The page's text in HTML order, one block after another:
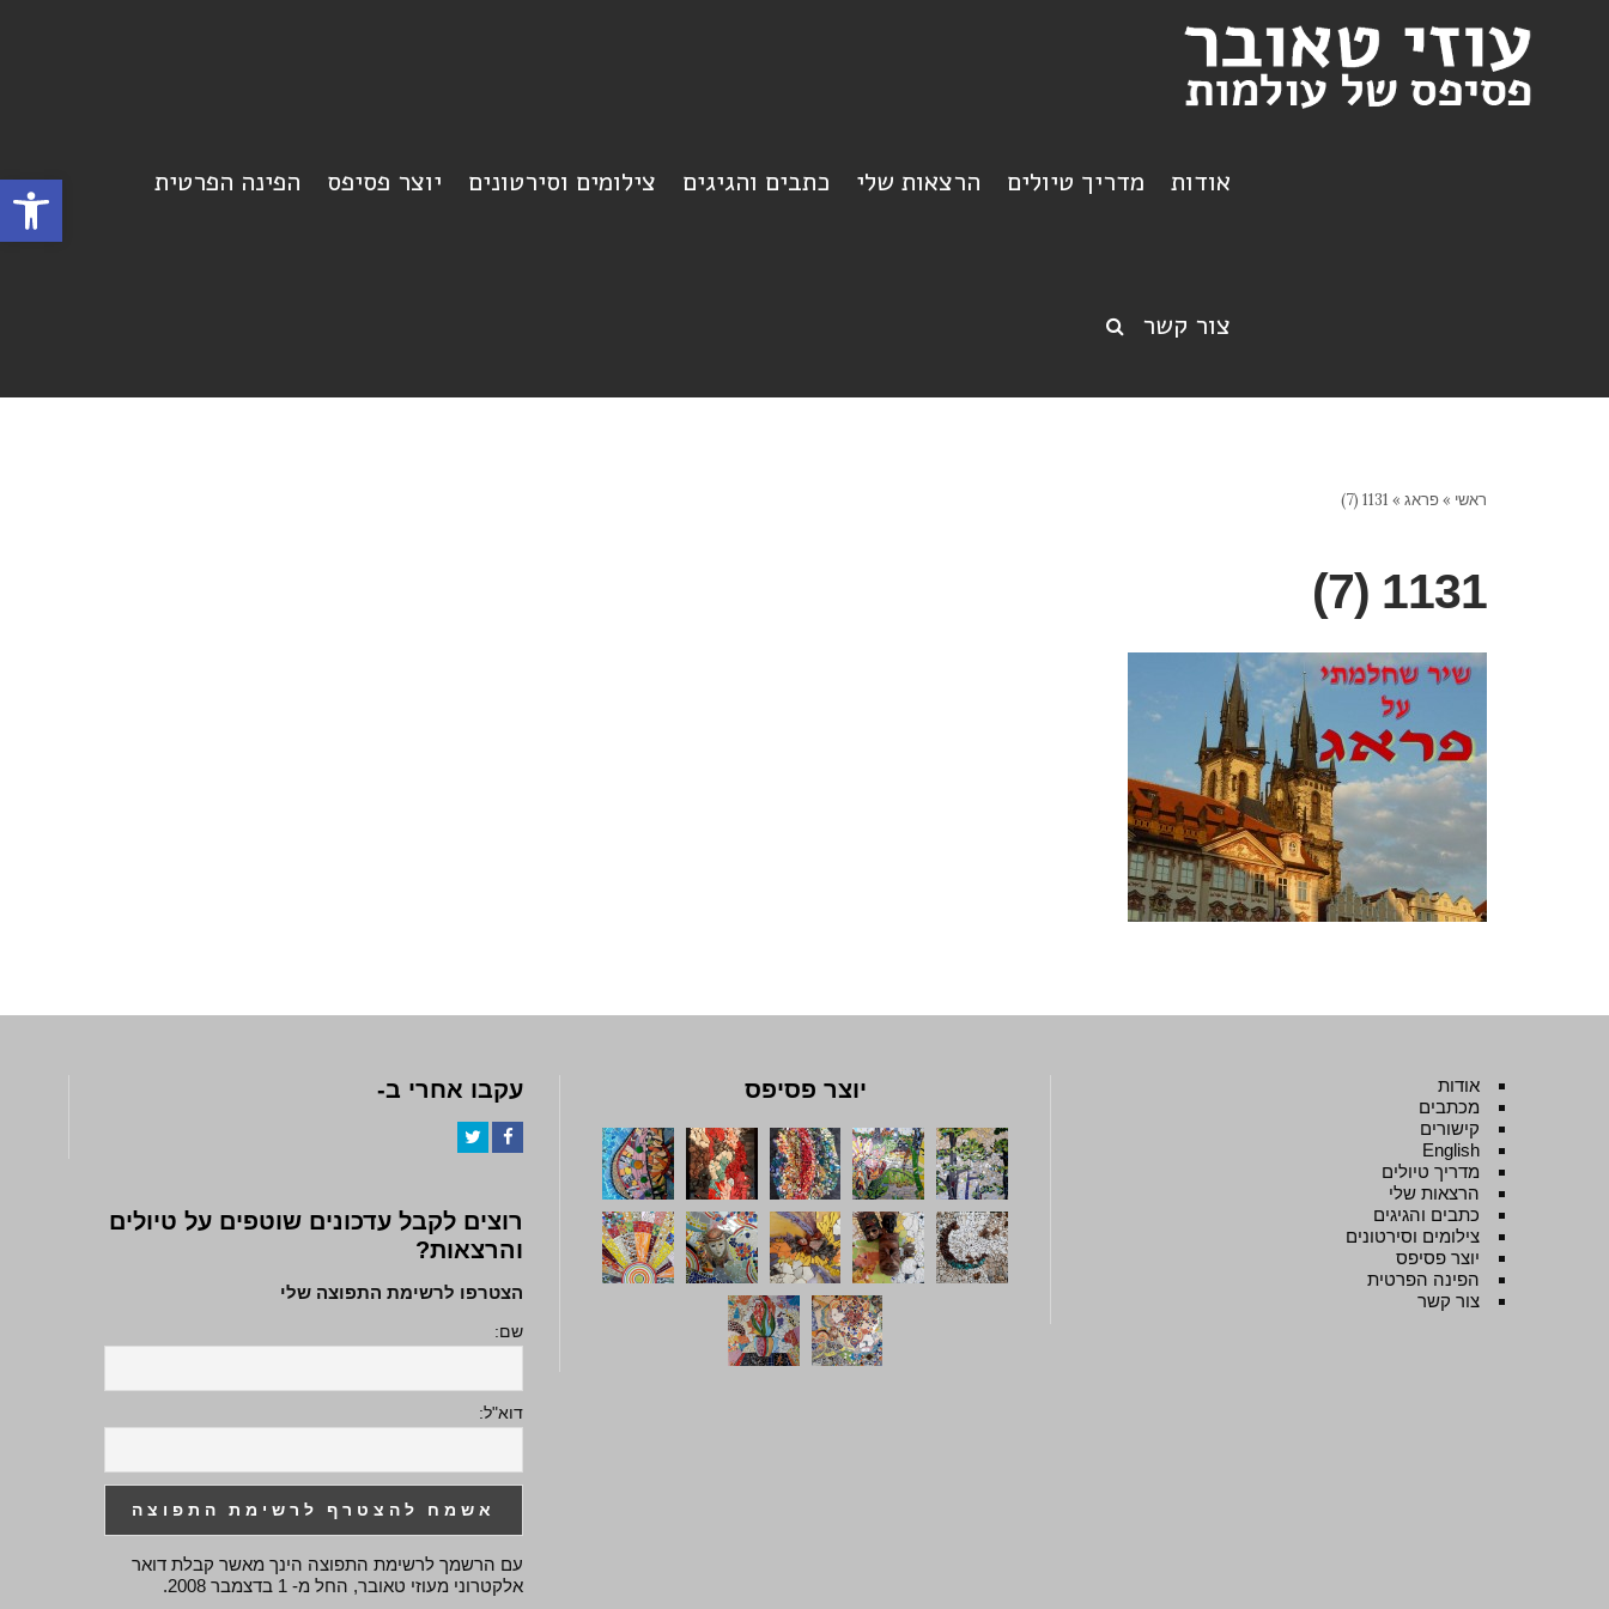
פתח אודות מדריך טיולים הרצאות שלי כתבים והגיגים צילומים וסירטונים יוצר פסיפס הפינה הפרטית
צור קשר
ראשי »פראג »
1131 (7)
1131 (7)
אודות
מכתבים
קישורים
English
מדריך טיולים
הרצאות שלי
כתבים והגיגים
צילומים וסירטונים
יוצר פסיפס
הפינה הפרטית
צור קשר
יוצר פסיפס עקבו אחרי ב-
רוצים לקבל עדכונים שוטפים על טיולים
והרצאות?
הצטרפו לרשימת התפוצה שלי
שם:
דוא"ל:
עם הרשמך לרשימת התפוצה הינך מאשר קבלת דואר
אלקטרוני מעוזי טאובר, החל מ- 1 בדצמבר 2008.